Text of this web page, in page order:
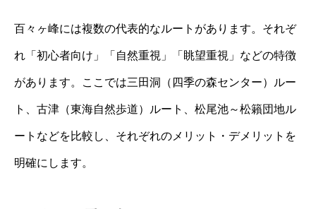
百々ヶ峰には複数の代表的なルートがあります。それぞ
れ「初心者向け」「自然重視」「眺望重視」などの特徴
があります。ここでは三田洞（四季の森センター）ルー
ト、古津（東海自然歩道）ルート、松尾池～松籟団地ル
ートなどを比較し、それぞれのメリット・デメリットを
明確にします。